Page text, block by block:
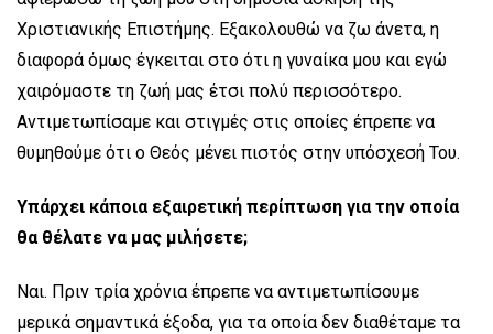
Χριστιανικής Επιστήμης. Εξακολουθώ να ζω άνετα, η
διαφορά όμως έγκειται στο ότι η γυναίκα μου και εγώ
χαιρόμαστε τη ζωή μας έτσι πολύ περισσότερο.
Αντιμετωπίσαμε και στιγμές στις οποίες έπρεπε να
θυμηθούμε ότι ο Θεός μένει πιστός στην υπόσχεσή Του.
Υπάρχει κάποια εξαιρετική περίπτωση για την οποία
θα θέλατε να μας μιλήσετε;
Ναι. Πριν τρία χρόνια έπρεπε να αντιμετωπίσουμε
μερικά σημαντικά έξοδα, για τα οποία δεν διαθέταμε τα